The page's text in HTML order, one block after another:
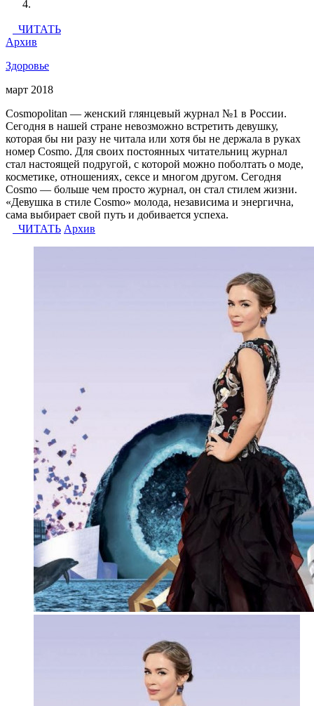
ЧИТАТЬ
Архив
Здоровье
март 2018
Cosmopolitan — женский глянцевый журнал №1 в России.
Сегодня в нашей стране невозможно встретить девушку,
которая бы ни разу не читала или хотя бы не держала в руках
номер Cosmo. Для своих постоянных читательниц журнал
стал настоящей подругой, с которой можно поболтать о моде,
косметике, отношениях, сексе и многом другом. Сегодня
Cosmo — больше чем просто журнал, он стал стилем жизни.
«Девушка в стиле Cosmo» молода, независима и энергична,
сама выбирает свой путь и добивается успеха.
ЧИТАТЬ Архив